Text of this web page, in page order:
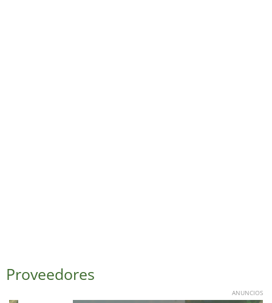
Proveedores
ANUNCIOS